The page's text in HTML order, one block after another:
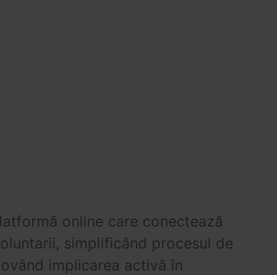
online care conectează
simplificând procesul de
implicarea activă în